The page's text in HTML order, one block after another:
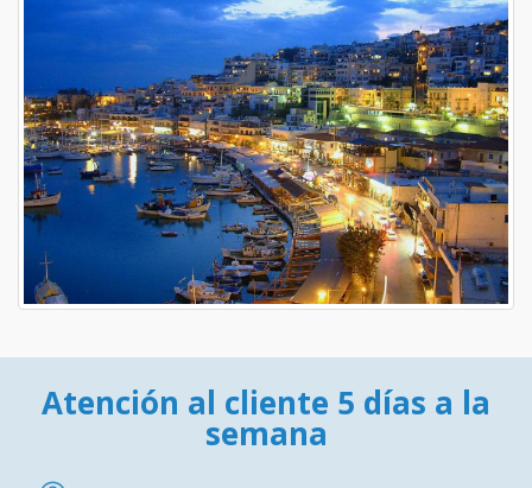
Atención al cliente 5 días a la
semana